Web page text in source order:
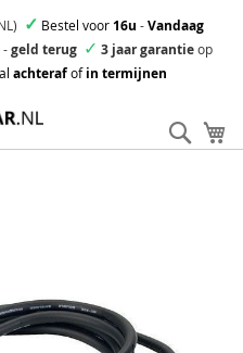
✓ Bestel voor16u -Vandaag
-geld terug ✓ 3 jaar garantieop
achterafofin termijnen